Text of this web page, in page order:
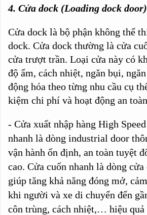
4. Cửa dock (Loading dock
Cửa dock là bộ phận không thể
dock. Cửa dock thường là cửa
cửa trượt trần. Loại cửa này có
độ ẩm, cách nhiệt, ngăn bụi,
động hóa theo từng nhu cầu cụ
kiệm chi phí và hoạt động an
- Cửa xuất nhập hàng High
nhanh là dòng industrial door
vận hành ổn định, an toàn tuyệt
cao. Cửa cuốn nhanh là dòng
giúp tăng khả năng đóng mở,
khi người và xe di chuyển đến
côn trùng, cách nhiệt,… hiệu quả